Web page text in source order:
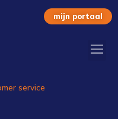
mijn portaal
service